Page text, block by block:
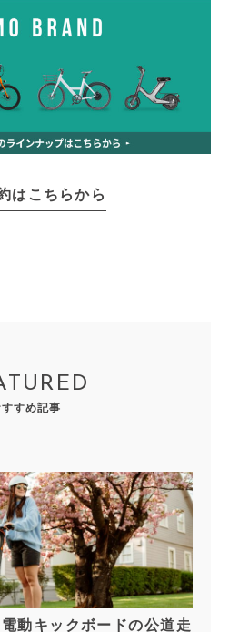
はこちらから
すすめ記事
動キックボードの公道走